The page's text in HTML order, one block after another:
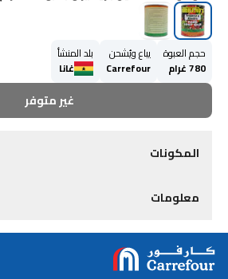
حجم العبوة
780 غرام
يباع ويُشحن
Carrefour
بلد المنشأ
غانا
غير متوفر
المكونات
معلومات